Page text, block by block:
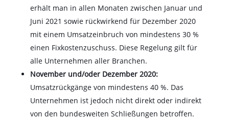
erhält man in allen Monaten zwischen Januar und
Juni 2021 sowie rückwirkend für Dezember 2020
mit einem Umsatzeinbruch von mindestens 30 %
einen Fixkostenzuschuss. Diese Regelung gilt für
alle Unternehmen aller Branchen.
November und/oder Dezember 2020:
Umsatzrückgänge von mindestens 40 %. Das
Unternehmen ist jedoch nicht direkt oder indirekt
von den bundesweiten Schließungen betroffen.